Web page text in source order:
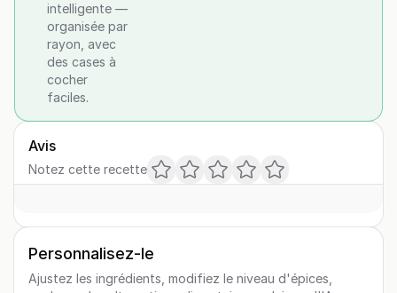
intelligente —
organisée par
rayon, avec
des cases à
cocher
faciles.
Avis
Notez cette recette
Personnalisez-le
Ajustez les ingrédients, modifiez le niveau d'épices,